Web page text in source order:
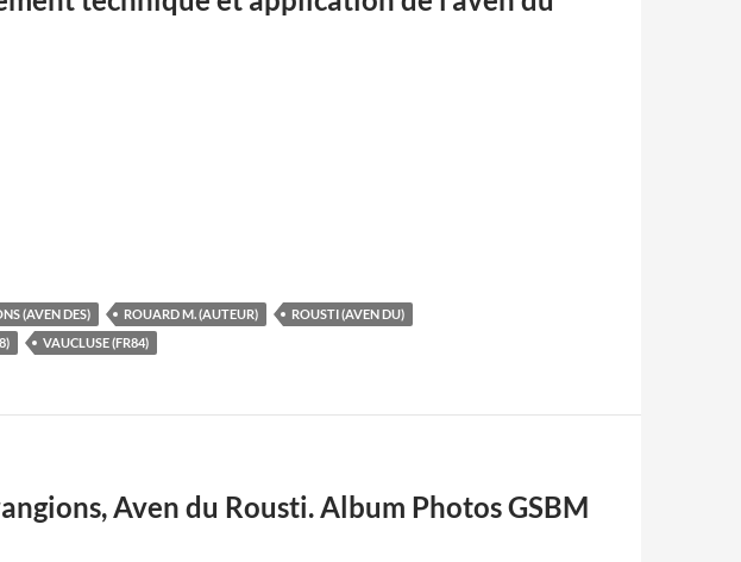
(AVEN DES) ROUARD M. (AUTEUR)
ROUSTI (AVEN DU)
VAUCLUSE (FR84)
Aven du Rousti. Album Photos GSBM